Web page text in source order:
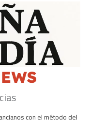
con el método del